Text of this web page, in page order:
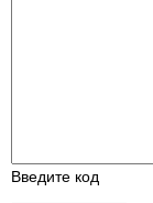
Введите код